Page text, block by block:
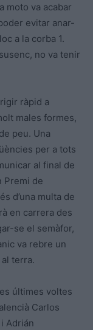
moto va acabar
evitar anar-
a la corba 1.
no va tenir
ràpid a
males formes,
peu. Una
per a tots
al final de
Premi de
d’una multa de
en carrera des
se el semàfor,
va rebre un
terra.
últimes voltes
Carlos
Adrián